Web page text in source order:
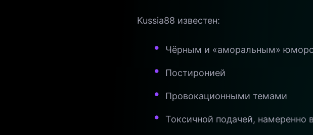
Kussia88 известен:
Чёрным и «аморальным»
Постиронией
Провокационными темами
Токсичной подачей, намеренно